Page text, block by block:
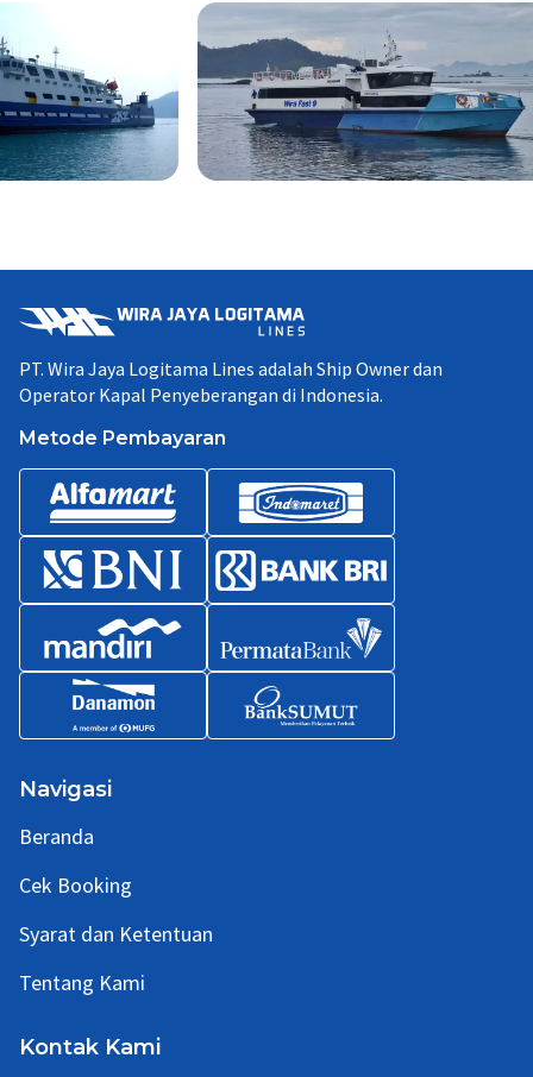
PT. Wira Jaya Logitama Lines adalah Ship Owner dan
Operator Kapal Penyeberangan di Indonesia.
Metode Pembayaran
Navigasi
Beranda
Cek Booking
Syarat dan Ketentuan
Tentang Kami
Kontak Kami